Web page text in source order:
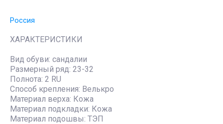
Россия
ХАРАКТЕРИСТИКИ
Вид обуви: сандалии
Размерный ряд: 23-32
Полнота: 2 RU
Способ крепления: Велькро
Материал верха: Кожа
Материал подкладки: Кожа
Материал подошвы: ТЭП